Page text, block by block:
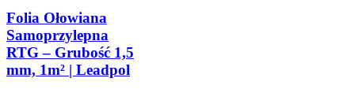
Folia Ołowiana
Samoprzylepna
RTG – Grubość 1,5
mm, 1m² | Leadpol